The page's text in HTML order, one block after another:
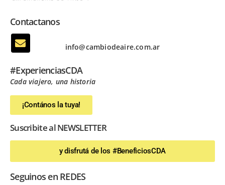
Contactanos
info@cambiodeaire.com.ar
#ExperienciasCDA
Cada viajero, una historia
¡Contános la tuya!
Suscribite al NEWSLETTER
y disfrutá de los #BeneficiosCDA
Seguinos en REDES